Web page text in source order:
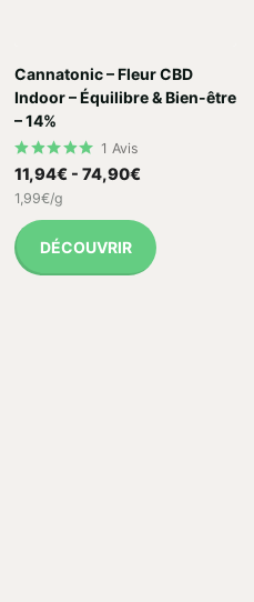
Cannatonic – Fleur CBD
Indoor – Équilibre & Bien-être
– 14%
1 Avis
11,94€ - 74,90€
1,99€/g
DÉCOUVRIR